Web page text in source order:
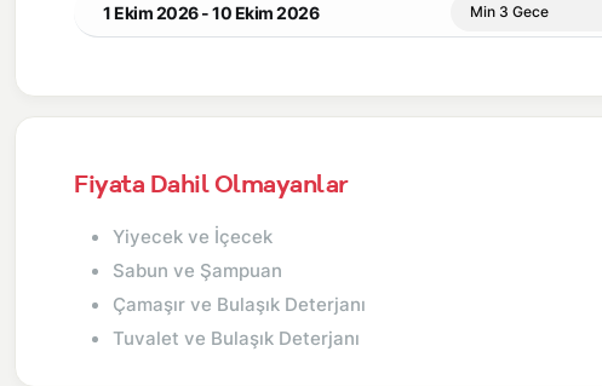
1 Ekim 2026 - 10 Ekim 2026 Min 3 Gece
Fiyata Dahil Olmayanlar
Yiyecek ve İçecek
Sabun ve Şampuan
Çamaşır ve Bulaşık Deterjanı
Tuvalet ve Bulaşık Deterjanı